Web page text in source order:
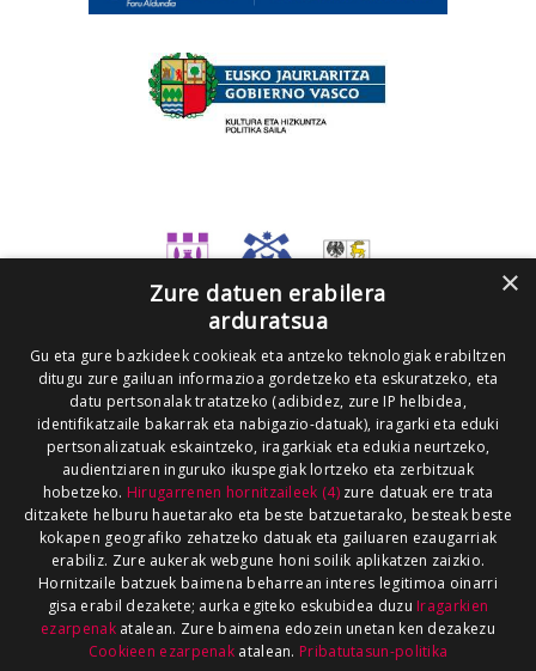
×
Zure datuen erabilera
arduratsua
Gu eta gure bazkideek cookieak eta antzeko teknologiak erabiltzen
ditugu zure gailuan informazioa gordetzeko eta eskuratzeko, eta
datu pertsonalak tratatzeko (adibidez, zure IP helbidea,
identifikatzaile bakarrak eta nabigazio-datuak), iragarki eta eduki
pertsonalizatuak eskaintzeko, iragarkiak eta edukia neurtzeko,
audientziaren inguruko ikuspegiak lortzeko eta zerbitzuak
hobetzeko. Hirugarrenen hornitzaileek (4)zure datuak ere trata
ditzakete helburu hauetarako eta beste batzuetarako, besteak beste
kokapen geografiko zehatzeko datuak eta gailuaren ezaugarriak
erabiliz. Zure aukerak webgune honi soilik aplikatzen zaizkio.
Hornitzaile batzuek baimena beharrean interes legitimoa oinarri
gisa erabil dezakete; aurka egiteko eskubidea duzu Iragarkien
ezarpenakatalean. Zure baimena edozein unetan ken dezakezu
Cookieen ezarpenak atalean. Pribatutasun-politika